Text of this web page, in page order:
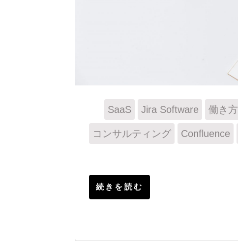
SaaS Jira Software 働き方
コンサルティング Confluence
続きを読む